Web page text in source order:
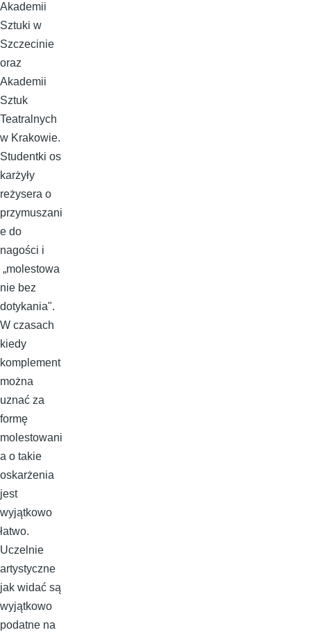
Akademii
Sztuki w
Szczecinie
oraz
Akademii
Sztuk
Teatralnych
w Krakowie.
Studentki os
karżyły
reżysera o
przymuszani
e do
nagości i
„molestowa
nie bez
dotykania".
W czasach
kiedy
komplement
można
uznać za
formę
molestowani
a o takie
oskarżenia
jest
wyjątkowo
łatwo.
Uczelnie
artystyczne
jak widać są
wyjątkowo
podatne na